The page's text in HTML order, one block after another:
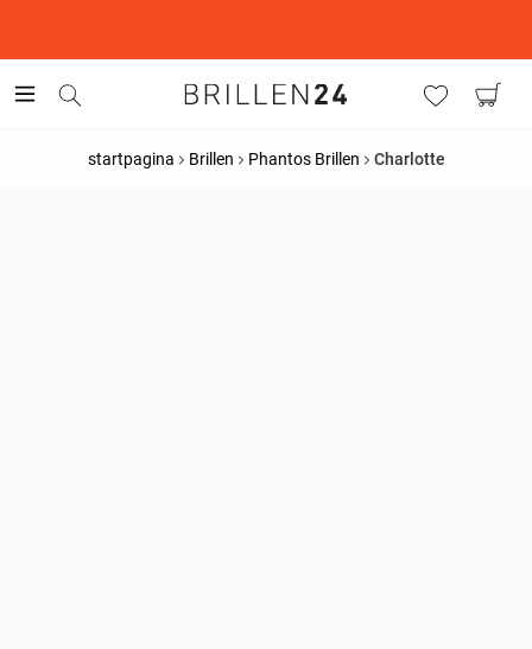
startpagina Brillen Phantos Brillen Charlotte